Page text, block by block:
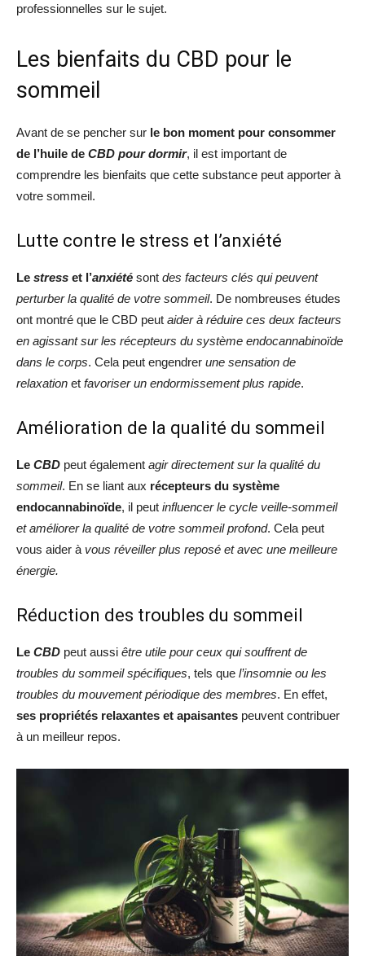
professionnelles sur le sujet.
Les bienfaits du CBD pour le
sommeil
Avant de se pencher sur le bon moment pour consommer
de l’huile de CBD pour dormir, il est important de
comprendre les bienfaits que cette substance peut apporter à
votre sommeil.
Lutte contre le stress et l’anxiété
Le stress et l’anxiété sont des facteurs clés qui peuvent
perturber la qualité de votre sommeil. De nombreuses études
ont montré que le CBD peut aider à réduire ces deux facteurs
en agissant sur les récepteurs du système endocannabinoïde
dans le corps. Cela peut engendrer une sensation de
relaxation et favoriser un endormissement plus rapide.
Amélioration de la qualité du sommeil
Le CBD peut également agir directement sur la qualité du
sommeil. En se liant aux récepteurs du système
endocannabinoïde, il peut influencer le cycle veille-sommeil
et améliorer la qualité de votre sommeil profond. Cela peut
vous aider à vous réveiller plus reposé et avec une meilleure
énergie.
Réduction des troubles du sommeil
Le CBD peut aussi être utile pour ceux qui souffrent de
troubles du sommeil spécifiques, tels que l’insomnie ou les
troubles du mouvement périodique des membres. En effet,
ses propriétés relaxantes et apaisantes peuvent contribuer
à un meilleur repos.